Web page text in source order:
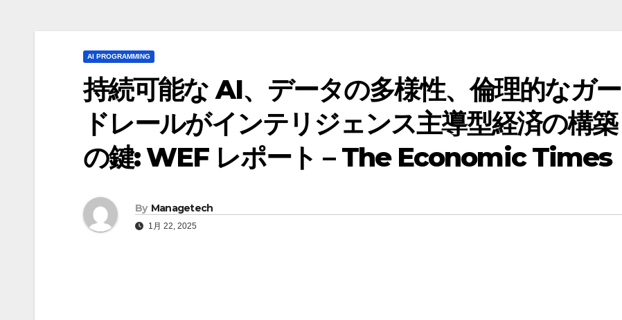
AI PROGRAMMING
持続可能な AI、データの多様性、倫理的なガー
ドレールがインテリジェンス主導型経済の構築
の鍵: WEF レポート – The Economic Times
By Managetech
1月 22, 2025